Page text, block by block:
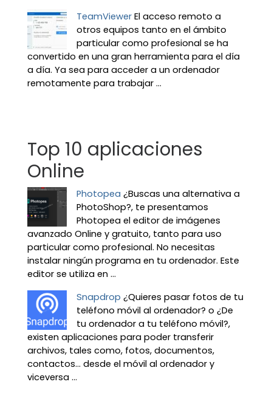
TeamViewer El acceso remoto a
otros equipos tanto en el ámbito
particular como profesional se ha
convertido en una gran herramienta para el día
a día. Ya sea para acceder a un ordenador
remotamente para trabajar ...
Top 10 aplicaciones
Online
Photopea ¿Buscas una alternativa a
PhotoShop?, te presentamos
Photopea el editor de imágenes
avanzado Online y gratuito, tanto para uso
particular como profesional. No necesitas
instalar ningún programa en tu ordenador. Este
editor se utiliza en ...
Snapdrop ¿Quieres pasar fotos de tu
teléfono móvil al ordenador? o ¿De
tu ordenador a tu teléfono móvil?,
existen aplicaciones para poder transferir
archivos, tales como, fotos, documentos,
contactos… desde el móvil al ordenador y
viceversa ...